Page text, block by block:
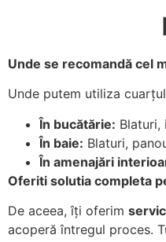
Unde se recomandă cel
Unde putem utiliza
În bucătărie: Blaturi,
În baie: Blaturi,
În amenajări
Oferiti solutia completa
De aceea, îți oferim
acoperă întregul proces.